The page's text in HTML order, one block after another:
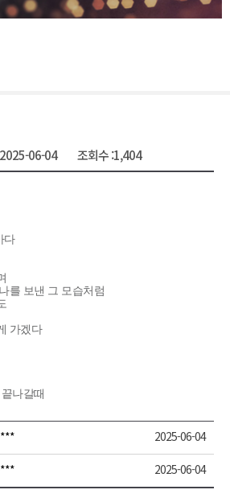
2025-06-04 조회수 :1,404
다
를 보낸 그 모습처럼
가겠다
나갈때
2025-06-04
2025-06-04